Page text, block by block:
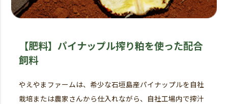
【肥料】パイナップル搾り粕を使った配合
飼料
やえやまファームは、希少な石垣島産パイナップルを自社
栽培または農家さんから仕入れながら、自社工場内で搾汁